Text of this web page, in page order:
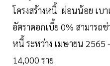
โครงสร้างหนี้ ผ่อนน้อย เบ
อัตราดอกเบี้ย 0% สามารถ
หนี้ ระหว่าง เมษายน 2565
14,000 ราย